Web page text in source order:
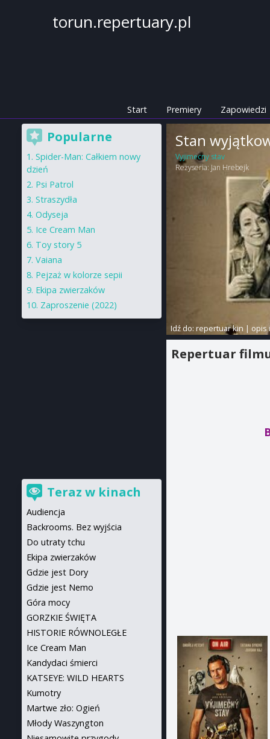
torun.repertuary.pl
Start Premiery Zapowiedzi
Stan
Vyjimecny stav
Reżyseria: Jan Hrebejk
Idź do: repertuar kin | opis
Repertuar
Popularne
Spider-Man: Całkiem nowy
dzień
Psi Patrol
Straszydła
Odyseja
Ice Cream Man
Toy story 5
Vaiana
Pejzaż w kolorze sepii
Ekipa zwierzaków
Zaproszenie (2022)
Teraz w kinach
Audiencja
Backrooms. Bez wyjścia
Do utraty tchu
Ekipa zwierzaków
Gdzie jest Dory
Gdzie jest Nemo
Góra mocy
GORZKIE ŚWIĘTA
HISTORIE RÓWNOLEGŁE
Ice Cream Man
Kandydaci śmierci
KATSEYE: WILD HEARTS
Kumotry
Martwe zło: Ogień
Młody Waszyngton